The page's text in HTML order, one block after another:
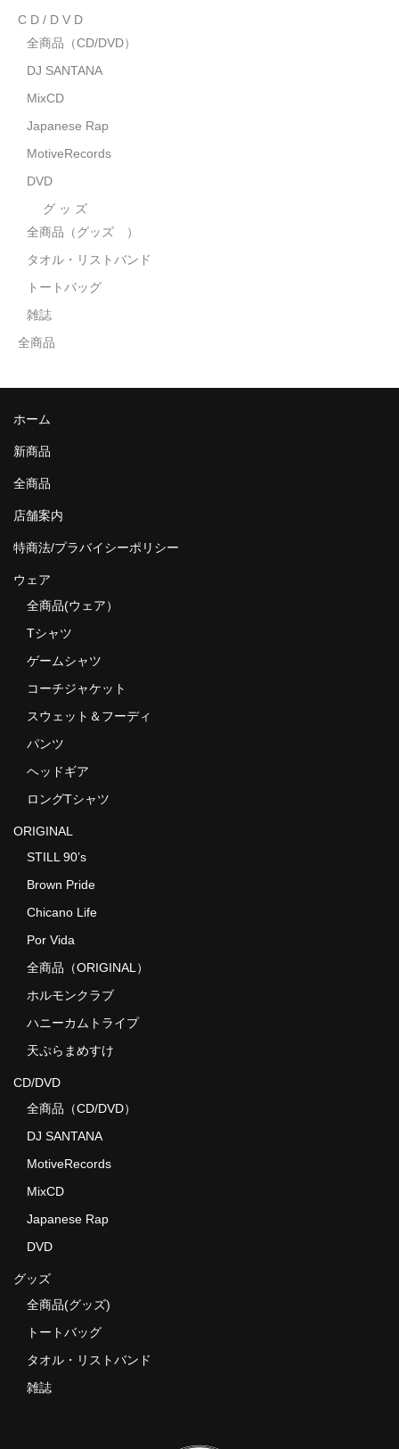
グ ッ ズ
タオル・リストバンド
トートバッグ
全商品
C D / D V D
全商品（CD/DVD）
DJ SANTANA
MixCD
Japanese Rap
MotiveRecords
DVD
グ ッ ズ
全商品（グッズ ）
タオル・リストバンド
トートバッグ
雑誌
全商品
ホーム
新商品
全商品
店舗案内
特商法/プラバイシーポリシー
ウェア
全商品(ウェア）
Tシャツ
ゲームシャツ
コーチジャケット
スウェット＆フーディ
パンツ
ヘッドギア
ロングTシャツ
ORIGINAL
STILL 90’s
Brown Pride
Chicano Life
Por Vida
全商品（ORIGINAL）
ホルモンクラブ
ハニーカムトライプ
天ぷらまめすけ
CD/DVD
全商品（CD/DVD）
DJ SANTANA
MotiveRecords
MixCD
Japanese Rap
DVD
グッズ
全商品(グッズ)
トートバッグ
タオル・リストバンド
雑誌